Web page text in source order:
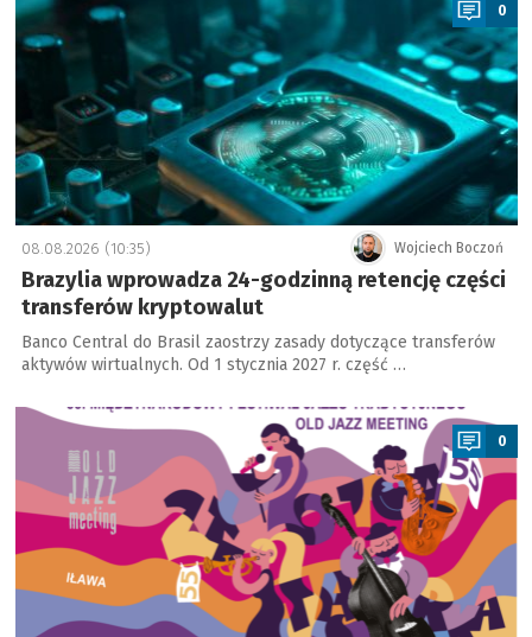
0
Wojciech Boczoń
08.08.2026 (10:35)
Brazylia wprowadza 24-godzinną retencję części
transferów kryptowalut
Banco Central do Brasil zaostrzy zasady dotyczące transferów
aktywów wirtualnych. Od 1 stycznia 2027 r. część …
a
0